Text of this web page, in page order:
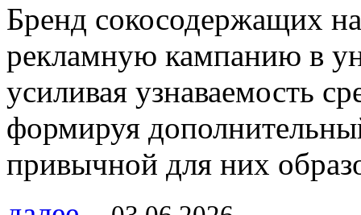
Бренд сокосодержащих
рекламную кампанию в
усиливая узнаваемость
формируя
привычной для них